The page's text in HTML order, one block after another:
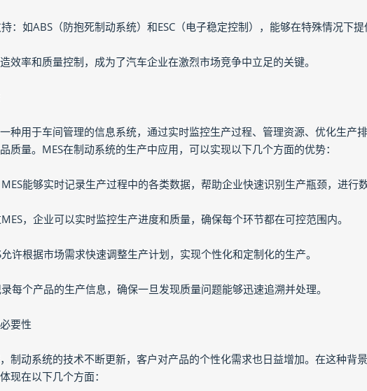
：如ABS（防抱死制动系统）和ESC（电子稳定控制），能够在特殊情况下提
效率和质量控制，成为了汽车企业在激烈市场竞争中立足的关键。
种用于车间管理的信息系统，通过实时监控生产过程、管理资源、优化生产
质量。MES在制动系统的生产中应用，可以实现以下几个方面的优势：
能够实时记录生产过程中的各类数据，帮助企业快速识别生产瓶颈，进行
，企业可以实时监控生产进度和质量，确保每个环节都在可控范围内。
许根据市场需求快速调整生产计划，实现个性化和定制化的生产。
每个产品的生产信息，确保一旦发现质量问题能够迅速追溯并处理。
要性
制动系统的技术不断更新，客户对产品的个性化需求也日益增加。在这种背
现在以下几个方面：